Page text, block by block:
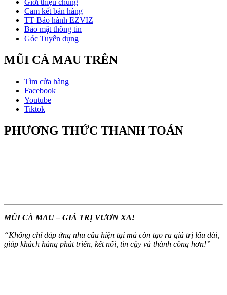
Cam kết bán hàng
TT Bảo hành EZVIZ
Bảo mật thông tin
Góc Tuyển dụng
MŨI CÀ MAU TRÊN
Tìm cửa hàng
Facebook
Youtube
Tiktok
PHƯƠNG THỨC THANH TOÁN
MŨI CÀ MAU – GIÁ TRỊ VƯƠN XA!
“Không chỉ đáp ứng nhu cầu hiện tại mà còn tạo ra giá trị lâu dài,
giúp khách hàng phát triển, kết nối, tin cậy và thành công hơn!”